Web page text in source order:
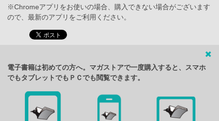
※Chromeアプリをお使いの場合、購入できない場合がございます
ので、最新のアプリをご利用ください。
電子書籍は初めての方へ。マガストアで一度購入すると、スマホ
でもタブレットでもＰＣでも閲覧できます。